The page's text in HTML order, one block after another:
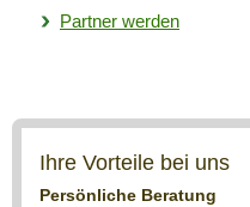
Partner werden
Ihre Vorteile bei uns
Persönliche Beratung